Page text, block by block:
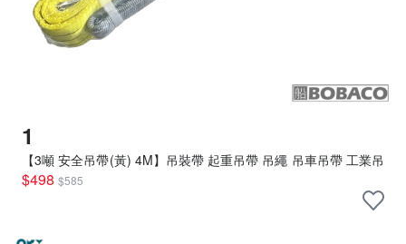
1
【3噸 安全吊帶(黃) 4M】吊裝帶 起重吊帶 吊繩 吊車吊帶 工業吊
繩 尼龍吊帶 扁吊帶
$498 $585